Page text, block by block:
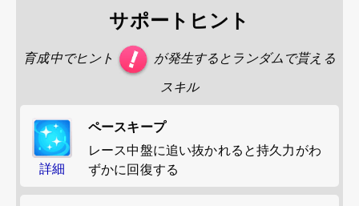
サポートヒント
育成中でヒント
が発生するとランダムで貰える
スキル
詳細
ペースキープ
レース中盤に追い抜かれると持久力がわ
ずかに回復する